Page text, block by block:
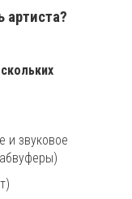
артиста?
и звуковое